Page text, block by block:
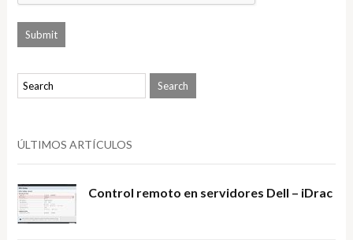
ÚLTIMOS ARTÍCULOS
Control remoto en servidores Dell – iDrac